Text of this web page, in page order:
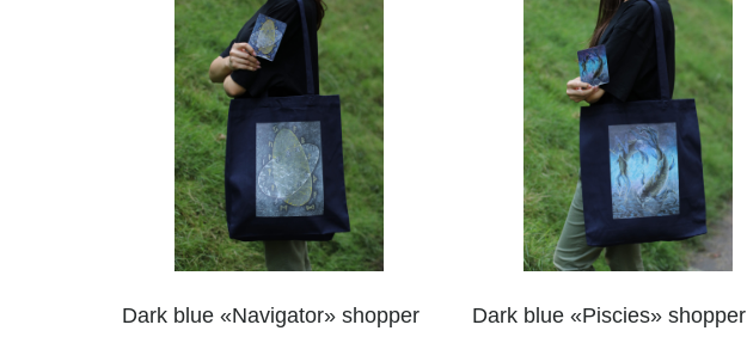
Dark blue «Navigator» shopper
Dark blue «Piscies» shopper